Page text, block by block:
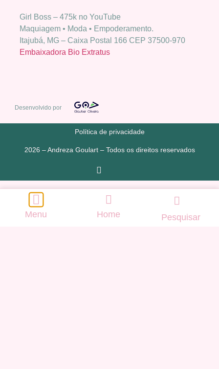
Girl Boss – 475k no YouTube
Maquiagem • Moda • Empoderamento.
Itajubá, MG – Caixa Postal 166 CEP 37500-970
Embaixadora Bio Extratus
Desenvolvido por
Política de privacidade
2026 – Andreza Goulart – Todos os direitos reservados
Menu Home Pesquisar